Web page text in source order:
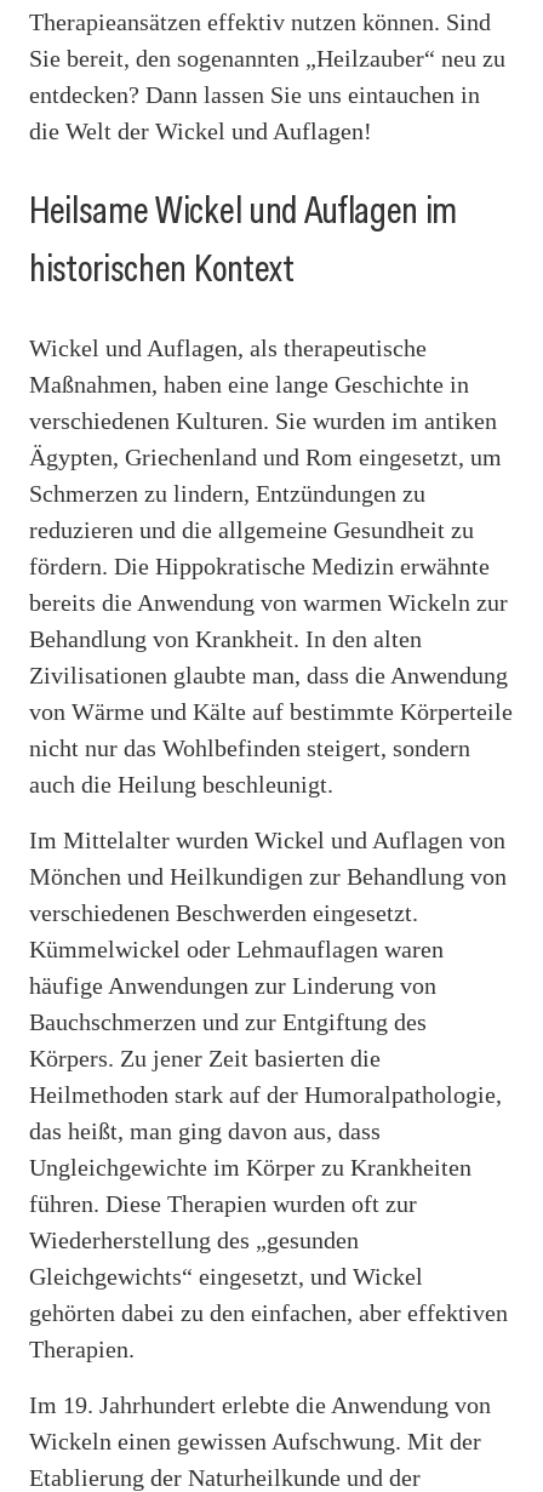
Therapieansätzen effektiv nutzen können. Sind
Sie bereit, den sogenannten „Heilzauber“ neu zu
entdecken? Dann lassen Sie uns eintauchen in
die Welt der Wickel und Auflagen!
Heilsame Wickel und Auflagen im
historischen Kontext
Wickel und Auflagen, als therapeutische
Maßnahmen, haben eine lange Geschichte in
verschiedenen Kulturen. Sie wurden im antiken
Ägypten, Griechenland und Rom eingesetzt, um
Schmerzen zu lindern, Entzündungen zu
reduzieren und die allgemeine Gesundheit zu
fördern. Die Hippokratische Medizin erwähnte
bereits die Anwendung von warmen Wickeln zur
Behandlung von Krankheit. In den alten
Zivilisationen glaubte man, dass die Anwendung
von Wärme und Kälte auf bestimmte Körperteile
nicht nur das Wohlbefinden steigert, sondern
auch die Heilung beschleunigt.
Im Mittelalter wurden Wickel und Auflagen von
Mönchen und Heilkundigen zur Behandlung von
verschiedenen Beschwerden eingesetzt.
Kümmelwickel oder Lehmauflagen waren
häufige Anwendungen zur Linderung von
Bauchschmerzen und zur Entgiftung des
Körpers. Zu jener Zeit basierten die
Heilmethoden stark auf der Humoralpathologie,
das heißt, man ging davon aus, dass
Ungleichgewichte im Körper zu Krankheiten
führen. Diese Therapien wurden oft zur
Wiederherstellung des „gesunden
Gleichgewichts“ eingesetzt, und Wickel
gehörten dabei zu den einfachen, aber effektiven
Therapien.
Im 19. Jahrhundert erlebte die Anwendung von
Wickeln einen gewissen Aufschwung. Mit der
Etablierung der Naturheilkunde und der